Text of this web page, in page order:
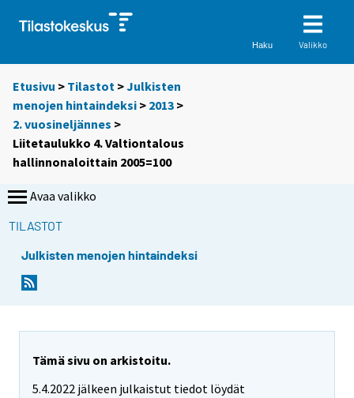
Haku Valikko
Etusivu > Tilastot >Julkisten
menojen hintaindeksi > 2013 >
2. vuosineljännes >
Liitetaulukko 4. Valtiontalous
hallinnonaloittain 2005=100
Avaa valikko
TILASTOT
Julkisten menojen hintaindeksi
Tämä sivu on arkistoitu.
5.4.2022 jälkeen julkaistut tiedot löydät